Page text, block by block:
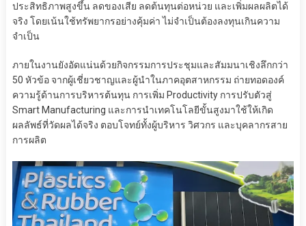
ประสิทธิภาพสูงขึ้น ลดของเสีย ลดต้นทุนต่อหน่วย และเพิ่มผลผลิตได้
จริง โดยเน้นใช้ทรัพยากรอย่างคุ้มค่า ไม่จำเป็นต้องลงทุนเกินความ
จำเป็น
ภายในงานยังอัดแน่นด้วยกิจกรรมการประชุมและสัมมนาเชิงลึกกว่า
50 หัวข้อ จากผู้เชี่ยวชาญและผู้นำในภาคอุตสาหกรรม ถ่ายทอดองค์
ความรู้ด้านการบริหารต้นทุน การเพิ่ม Productivity การปรับตัวสู่
Smart Manufacturing และการนำเทคโนโลยีขั้นสูงมาใช้ให้เกิด
ผลลัพธ์ที่วัดผลได้จริง ตอบโจทย์ทั้งผู้บริหาร วิศวกร และบุคลากรสาย
การผลิต